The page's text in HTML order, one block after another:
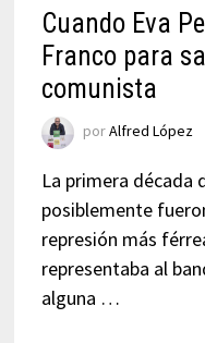
Cuando Eva
Franco para
comunista
porAlfred López
La primera década
posiblemente
represión más
representaba al
alguna …